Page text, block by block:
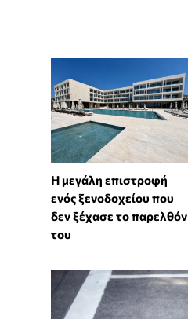
Η μεγάλη επιστροφή
ενός ξενοδοχείου που
δεν ξέχασε το παρελθόν
του